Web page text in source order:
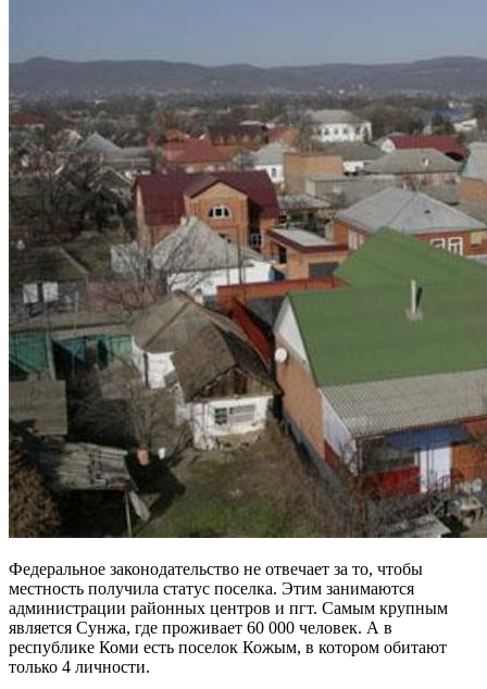
Федеральное законодательство не отвечает за то, чтобы
местность получила статус поселка. Этим занимаются
администрации районных центров и пгт. Самым крупным
является Сунжа, где проживает 60 000 человек. А в
республике Коми есть поселок Кожым, в котором обитают
только 4 личности.